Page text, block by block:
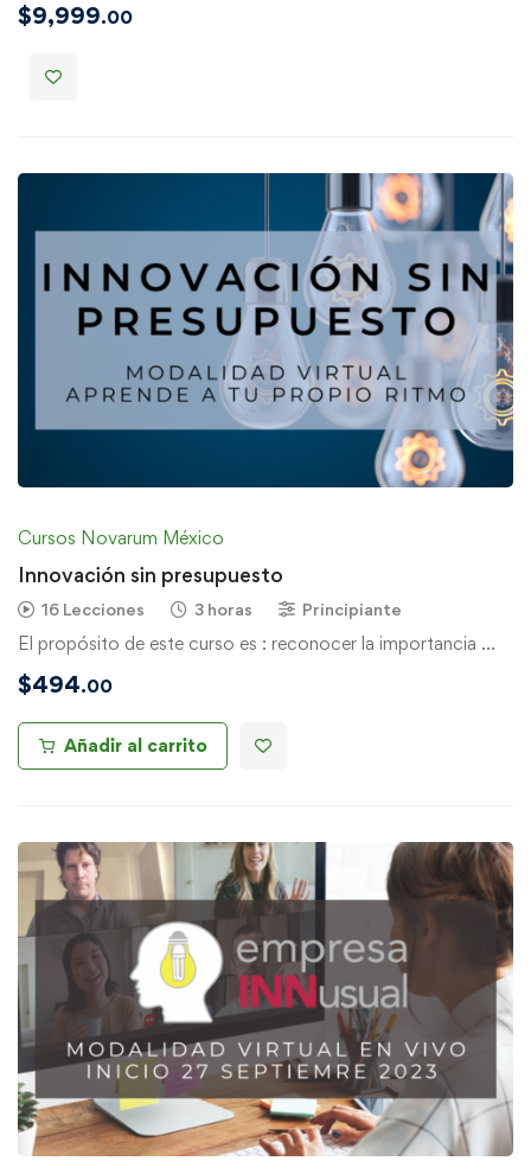
$9,999.00
Cursos Novarum México
Innovación sin presupuesto
16 Lecciones 3 horas Principiante
El propósito de este curso es : reconocer la importancia …
$494.00
Añadir al carrito